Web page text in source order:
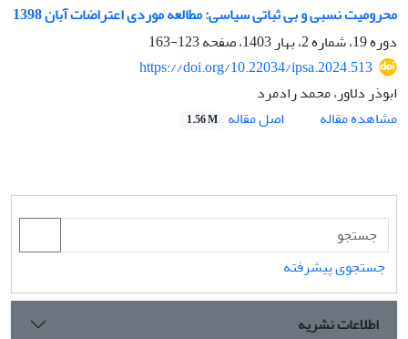
محرومیت نسبی و بی ثباتی سیاسی: مطالعه موردی اعتراضات آبان 1398
دوره 19، شماره 2، بهار 1403، صفحه
123-163
https://doi.org/10.22034/ipsa.2024.513
ابوذر دلاور، محمد رادمرد
مشاهده مقاله
اصل مقاله 1.56 M
جستجوی پیشرفته
اطلاعات نشریه